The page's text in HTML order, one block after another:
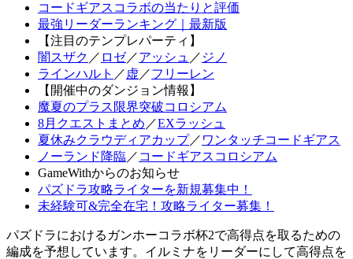
コードギアスコラボの当たりと評価
最強リーダーランキング｜最新版
【注目のテンプレパーティ】
闇スザク ／ ロゼ／アッシュ ／ ジノ
ラインハルト ／ 虚 ／フリーレン
【開催中のダンジョン情報】
魔夏のプラス限界突破コロシアム
8月クエストまとめ ／EXラッシュ
夏休みクラウディアカップ／ ワンタッチコードギアス
ノーランド降臨／ コードギアスコロシアム
GameWithからのお知らせ
パズドラ攻略ライターを新規募集中！
未経験可&完全在宅！攻略ライター募集！
パズドラにおけるガンホーコラボ杯2で高得点を取るための
編成を予想しています。イルミナをリーダーにして高得点を